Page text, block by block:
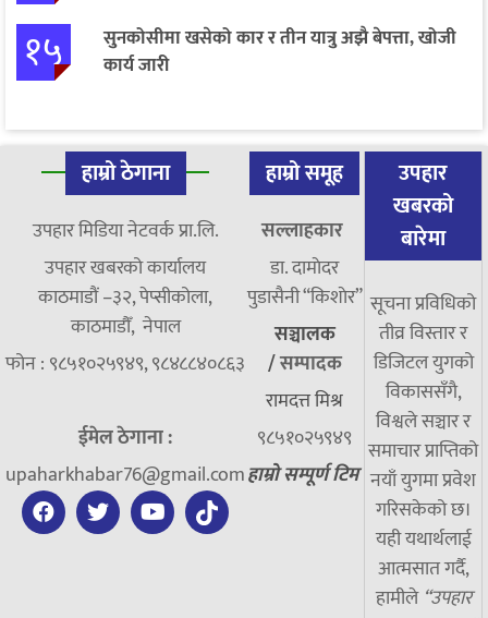
१५
सुनकोसीमा खसेको कार र तीन यात्रु अझै बेपत्ता, खोजी
कार्य जारी
हाम्रो ठेगाना
उपहार मिडिया नेटवर्क प्रा.लि.
उपहार खबरको कार्यालय
काठमाडौं –३२, पेप्सीकोला,
काठमाडौँ, नेपाल
फोन : ९८५१०२५९४९, ९८४८८४०८६३
ईमेल ठेगाना :
upaharkhabar76@gmail.com
हाम्रो समूह
सल्लाहकार
डा. दामाेदर
पुडासैनी “किशाेर”
सञ्चालक
/सम्पादक
रामदत्त मिश्र
९८५१०२५९४९
हाम्रो सम्पूर्ण टिम
उपहार
खबरको
बारेमा
सूचना प्रविधिको
तीव्र विस्तार र
डिजिटल युगको
विकाससँगै,
विश्वले सञ्चार र
समाचार प्राप्तिको
नयाँ युगमा प्रवेश
गरिसकेको छ।
यही यथार्थलाई
आत्मसात गर्दै,
हामीले “उपहार